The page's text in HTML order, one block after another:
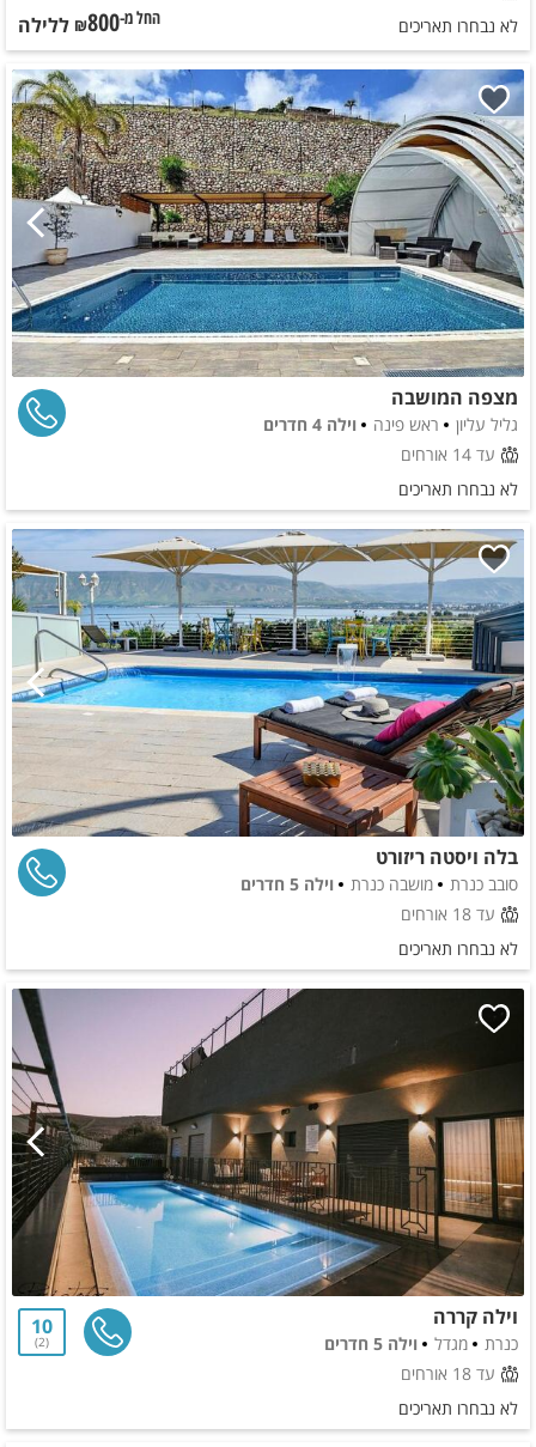
לא נבחרו תאריכים
החל מ-₪800 ללילה
מצפה המושבה
גליל עליון ראש פינה
וילה 4 חדרים
עד 14 אורחים
לא נבחרו תאריכים
בלה ויסטה ריזורט
סובב כנרת מושבה כנרת
וילה 5 חדרים
עד 18 אורחים
לא נבחרו תאריכים
וילה קררה
כנרת מגדל
וילה 5 חדרים
עד 18 אורחים
10
2
לא נבחרו תאריכים